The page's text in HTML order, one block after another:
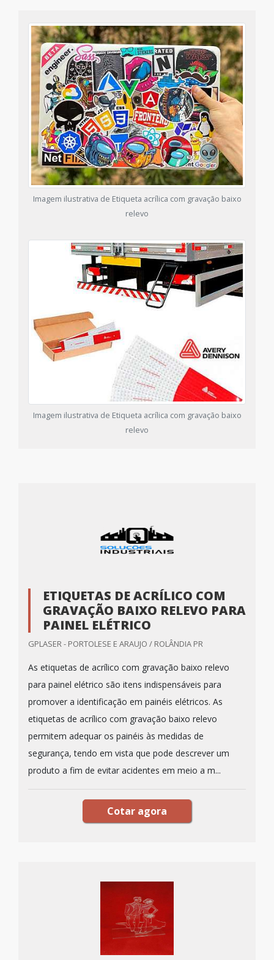
Imagem ilustrativa de Etiqueta acrílica com gravação baixo
relevo
Imagem ilustrativa de Etiqueta acrílica com gravação baixo
relevo
ETIQUETAS DE ACRÍLICO COM
GRAVAÇÃO BAIXO RELEVO PARA
PAINEL ELÉTRICO
GPLASER - PORTOLESE E ARAUJO / ROLÂNDIA PR
As etiquetas de acrílico com gravação baixo relevo
para painel elétrico são itens indispensáveis para
promover a identificação em painéis elétricos. As
etiquetas de acrílico com gravação baixo relevo
permitem adequar os painéis às medidas de
segurança, tendo em vista que pode descrever um
produto a fim de evitar acidentes em meio a m...
Cotar agora